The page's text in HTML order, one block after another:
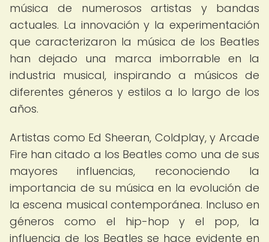
música de numerosos artistas y bandas
actuales. La innovación y la experimentación
que caracterizaron la música de los Beatles
han dejado una marca imborrable en la
industria musical, inspirando a músicos de
diferentes géneros y estilos a lo largo de los
años.
Artistas como Ed Sheeran, Coldplay, y Arcade
Fire han citado a los Beatles como una de sus
mayores influencias, reconociendo la
importancia de su música en la evolución de
la escena musical contemporánea. Incluso en
géneros como el hip-hop y el pop, la
influencia de los Beatles se hace evidente en